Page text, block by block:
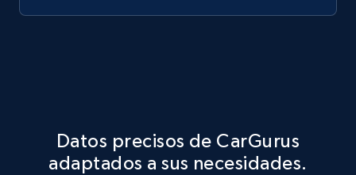
Datos precisos de CarGurus
adaptados a sus necesidades.